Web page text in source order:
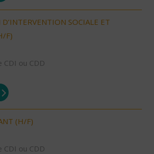
SOCIALE ET
F)
CDI ou CDD
(H/F)
CDI ou CDD